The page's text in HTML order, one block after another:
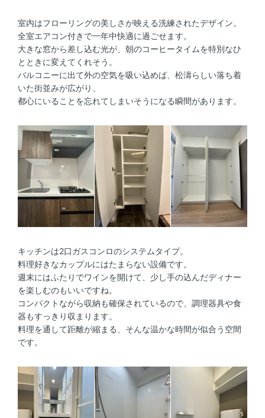
室内はフローリングの美しさが映える洗練されたデザイン。
全室エアコン付きで一年中快適に過ごせます。
大きな窓から差し込む光が、朝のコーヒータイムを特別なひ
とときに変えてくれそう。
バルコニーに出て外の空気を吸い込めば、松濤らしい落ち着
いた街並みが広がり、
都心にいることを忘れてしまいそうになる瞬間があります。
キッチンは2口ガスコンロのシステムタイプ。
料理好きなカップルにはたまらない設備です。
週末にはふたりでワインを開けて、少し手の込んだディナー
を楽しむのもいいですね。
コンパクトながら収納も確保されているので、調理器具や食
器もすっきり収まります。
料理を通して距離が縮まる、そんな温かな時間が似合う空間
です。